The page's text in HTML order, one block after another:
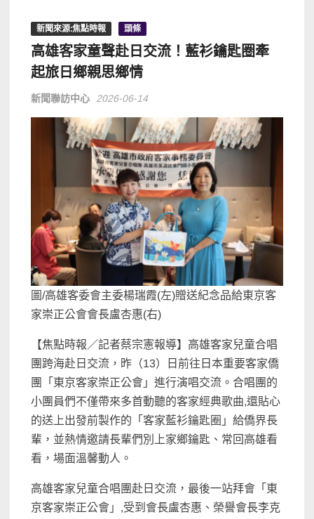
新聞來源:焦點時報 頭條
高雄客家童聲赴日交流！藍衫鑰匙圈牽
起旅日鄉親思鄉情
新聞聯訪中心 2026-06-14
圖/高雄客委會主委楊瑞霞(左)贈送紀念品給東京客
家崇正公會會長盧杏惠(右)
【焦點時報／記者蔡宗憲報導】高雄客家兒童合唱
團跨海赴日交流，昨（13）日前往日本重要客家僑
團「東京客家崇正公會」進行演唱交流。合唱團的
小團員們不僅帶來多首動聽的客家經典歌曲,還貼心
的送上出發前製作的「客家藍衫鑰匙圈」給僑界長
輩，並熱情邀請長輩們別上家鄉鑰匙、常回高雄看
看，場面溫馨動人。
高雄客家兒童合唱團赴日交流，最後一站拜會「東
京客家崇正公會」,受到會長盧杏惠、榮譽會長李克